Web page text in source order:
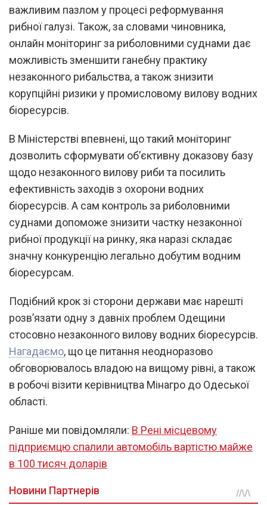
важливим пазлом у процесі реформування
рибної галузі. Також, за словами чиновника,
онлайн моніторинг за риболовними суднами дає
можливість зменшити ганебну практику
незаконного рибальства, а також знизити
корупційні ризики у промисловому вилову водних
біоресурсів.
В Міністерстві впевнені, що такий моніторинг
дозволить сформувати об’єктивну доказову базу
щодо незаконного вилову риби та посилить
ефективність заходів з охорони водних
біоресурсів. А сам контроль за риболовними
суднами допоможе знизити частку незаконної
рибної продукції на ринку, яка наразі складає
значну конкуренцію легально добутим водним
біоресурсам.
Подібний крок зі сторони держави має нарешті
розв’язати одну з давніх проблем Одещини
стосовно незаконного вилову водних біоресурсів.
Нагадаємо, що це питання неодноразово
обговорювалось владою на вищому рівні, а також
в робочі візити керівництва Мінагро до Одеської
області.
Раніше ми повідомляли: В Рені місцевому
підприємцю спалили автомобіль вартістю майже
в 100 тисяч доларів